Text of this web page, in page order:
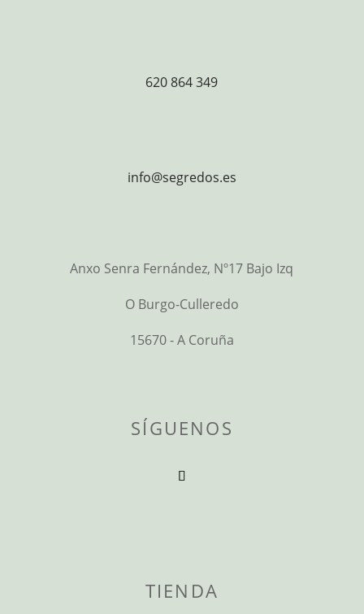
620 864 349
info@segredos.es
Anxo Senra Fernández, Nº17 Bajo Izq
O Burgo-Culleredo
15670 - A Coruña
SÍGUENOS
TIENDA